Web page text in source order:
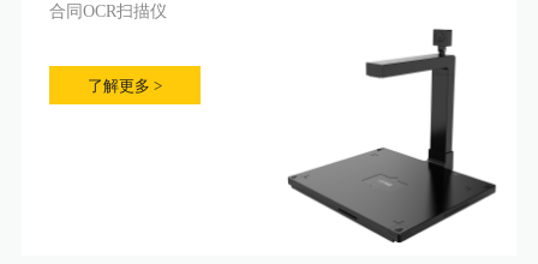
合同OCR扫描仪
了解更多 >